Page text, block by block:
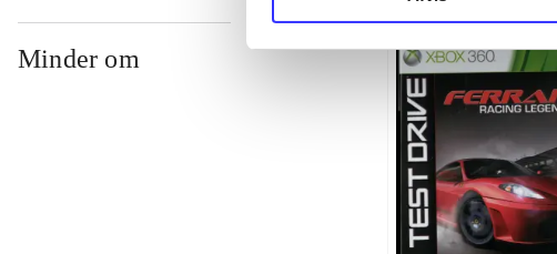
Minder om